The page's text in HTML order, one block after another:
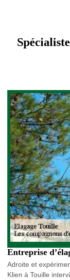
Entreprise
Adroite et
Klien à Touille